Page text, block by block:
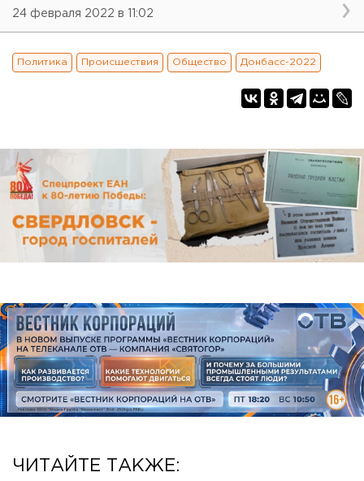
24 февраля 2022 в 11:02
Политика Происшествия Общество Донбасс-2022
ЧИТАЙТЕ ТАКЖЕ: